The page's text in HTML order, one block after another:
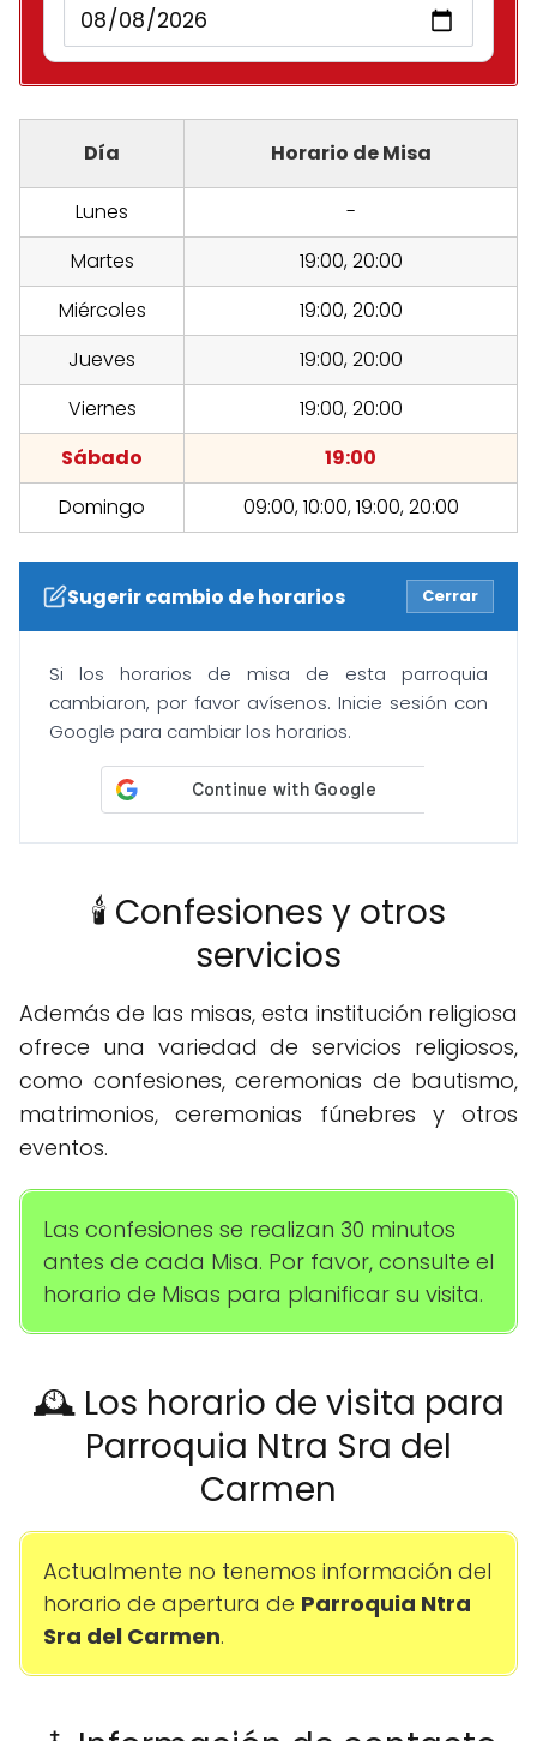
Día Horario de Misa
Lunes
-
Martes
19:00, 20:00
Miércoles
19:00, 20:00
Jueves
19:00, 20:00
Viernes
19:00, 20:00
Sábado
19:00
Domingo
09:00, 10:00, 19:00, 20:00
Sugerir cambio de horarios Cerrar
Si los horarios de misa de esta parroquia
cambiaron, por favor avísenos. Inicie sesión con
Google para cambiar los horarios.
🕯️ Confesiones y otros
servicios
Además de las misas, esta institución religiosa
ofrece una variedad de servicios religiosos,
como confesiones, ceremonias de bautismo,
matrimonios, ceremonias fúnebres y otros
eventos.
Las confesiones se realizan 30 minutos
antes de cada Misa. Por favor, consulte el
horario de Misas para planificar su visita.
🕰️ Los horario de visita para
Parroquia Ntra Sra del
Carmen
Actualmente no tenemos información del
horario de apertura de Parroquia Ntra
Sra del Carmen.